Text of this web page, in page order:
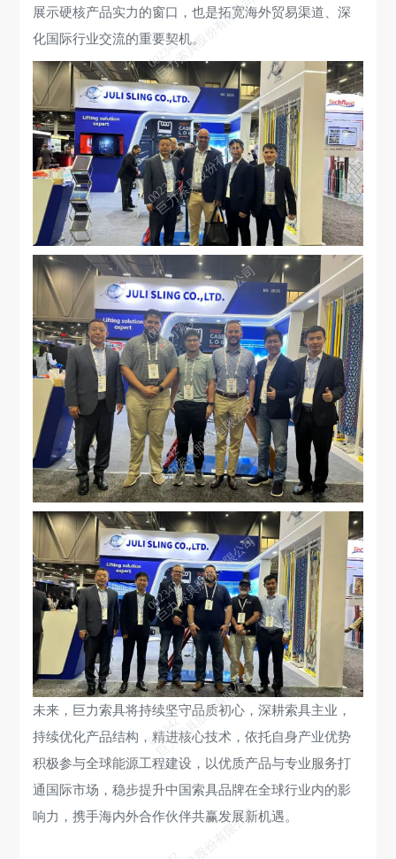
展示硬核产品实力的窗口，也是拓宽海外贸易渠道、深
化国际行业交流的重要契机。
未来，巨力索具将持续坚守品质初心，深耕索具主业，
持续优化产品结构，精进核心技术，依托自身产业优势
积极参与全球能源工程建设，以优质产品与专业服务打
通国际市场，稳步提升中国索具品牌在全球行业内的影
响力，携手海内外合作伙伴共赢发展新机遇。
002342
巨力索具股份有限公司
002342
巨力索具股份有限公司
002342
巨力索具股份有限公司
002342
巨力索具股份有限公司
002342
巨力索具股份有限公司
002342
巨力索具股份有限公司